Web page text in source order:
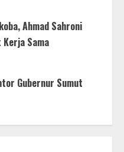
Ahmad Sahroni
Kerja Sama
Gubernur Sumut